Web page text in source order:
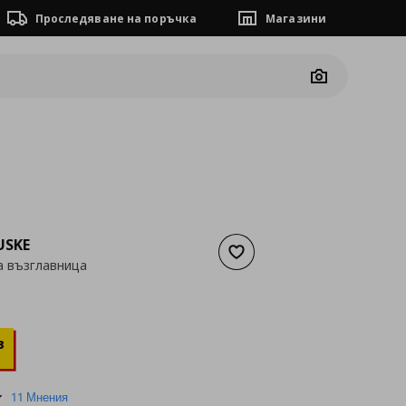
Проследяване на поръчка Магазини
Camera
Добави към списъка с
възглавница
4.5
11 Мнения